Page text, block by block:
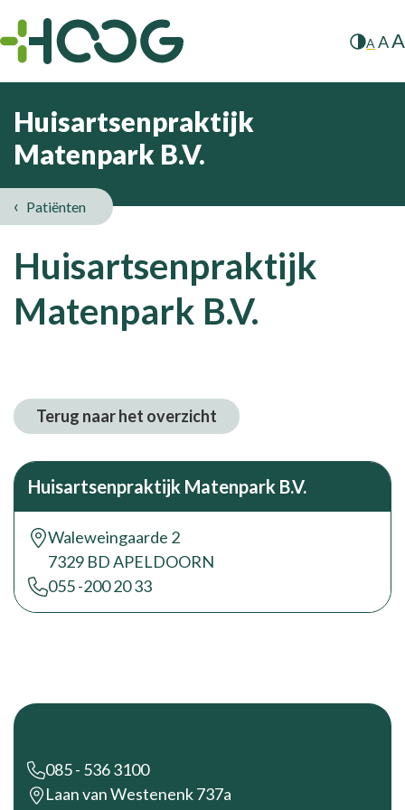
A AA
Huisartsenpraktijk
Matenpark B.V.
Patiënten
Huisartsenpraktijk
Matenpark B.V.
Terug naar het overzicht
Huisartsenpraktijk Matenpark B.V.
Waleweingaarde 2
7329 BD APELDOORN
055 -200 20 33
Footer
085 - 536 3100
Laan van Westenenk 737a